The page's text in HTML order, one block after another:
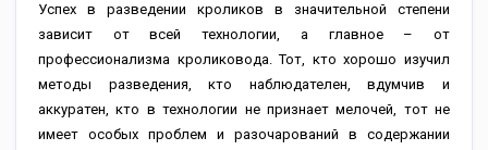
Успех в разведении кроликов в значительной степени
зависит от всей технологии, а главное – от
профессионализма кроликовода. Тот, кто хорошо изучил
методы разведения, кто наблюдателен, вдумчив и
аккуратен, кто в технологии не признает мелочей, тот не
имеет особых проблем и разочарований в содержании